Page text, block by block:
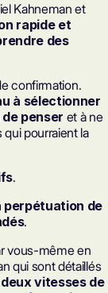
Kahneman et
rapide et
des
confirmation.
à sélectionner
penser et à ne
pourraient la
.
perpétuation de
.
vous-même en
qui sont détaillés
vitesses de